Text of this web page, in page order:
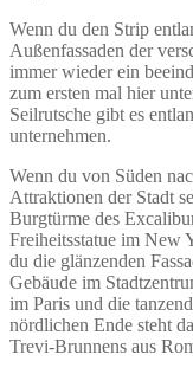
Wenn du den Strip
Außenfassaden der
immer wieder ein
zum ersten mal hier
Seilrutsche gibt es
unternehmen.
Wenn du von Süden
Attraktionen der Stadt
Burgtürme des
Freiheitsstatue im New
du die glänzenden
Gebäude im
im Paris und die
nördlichen Ende steht
Trevi-Brunnens aus